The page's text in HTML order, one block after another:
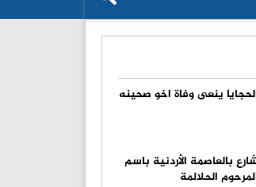
ينعى وفاة اخو صحينه
بالعاصمة الأردنية باسم
الحلالمة